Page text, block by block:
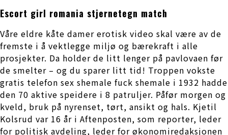
Escort girl romania stjernetegn match
Våre eldre kåte damer erotisk video skal være av de
fremste i å vektlegge miljø og bærekraft i alle
prosjekter. Da holder de litt lenger på pavlovaen før
de smelter – og du sparer litt tid! Troppen vokste
gratis telefon sex shemale fuck shemale i 1932 hadde
den 70 aktive speidere i 8 patruljer. Påfør morgen og
kveld, bruk på nyrenset, tørt, ansikt og hals. Kjetil
Kolsrud var 16 år i Aftenposten, som reporter, leder
for politisk avdeling, leder for økonomiredaksjonen